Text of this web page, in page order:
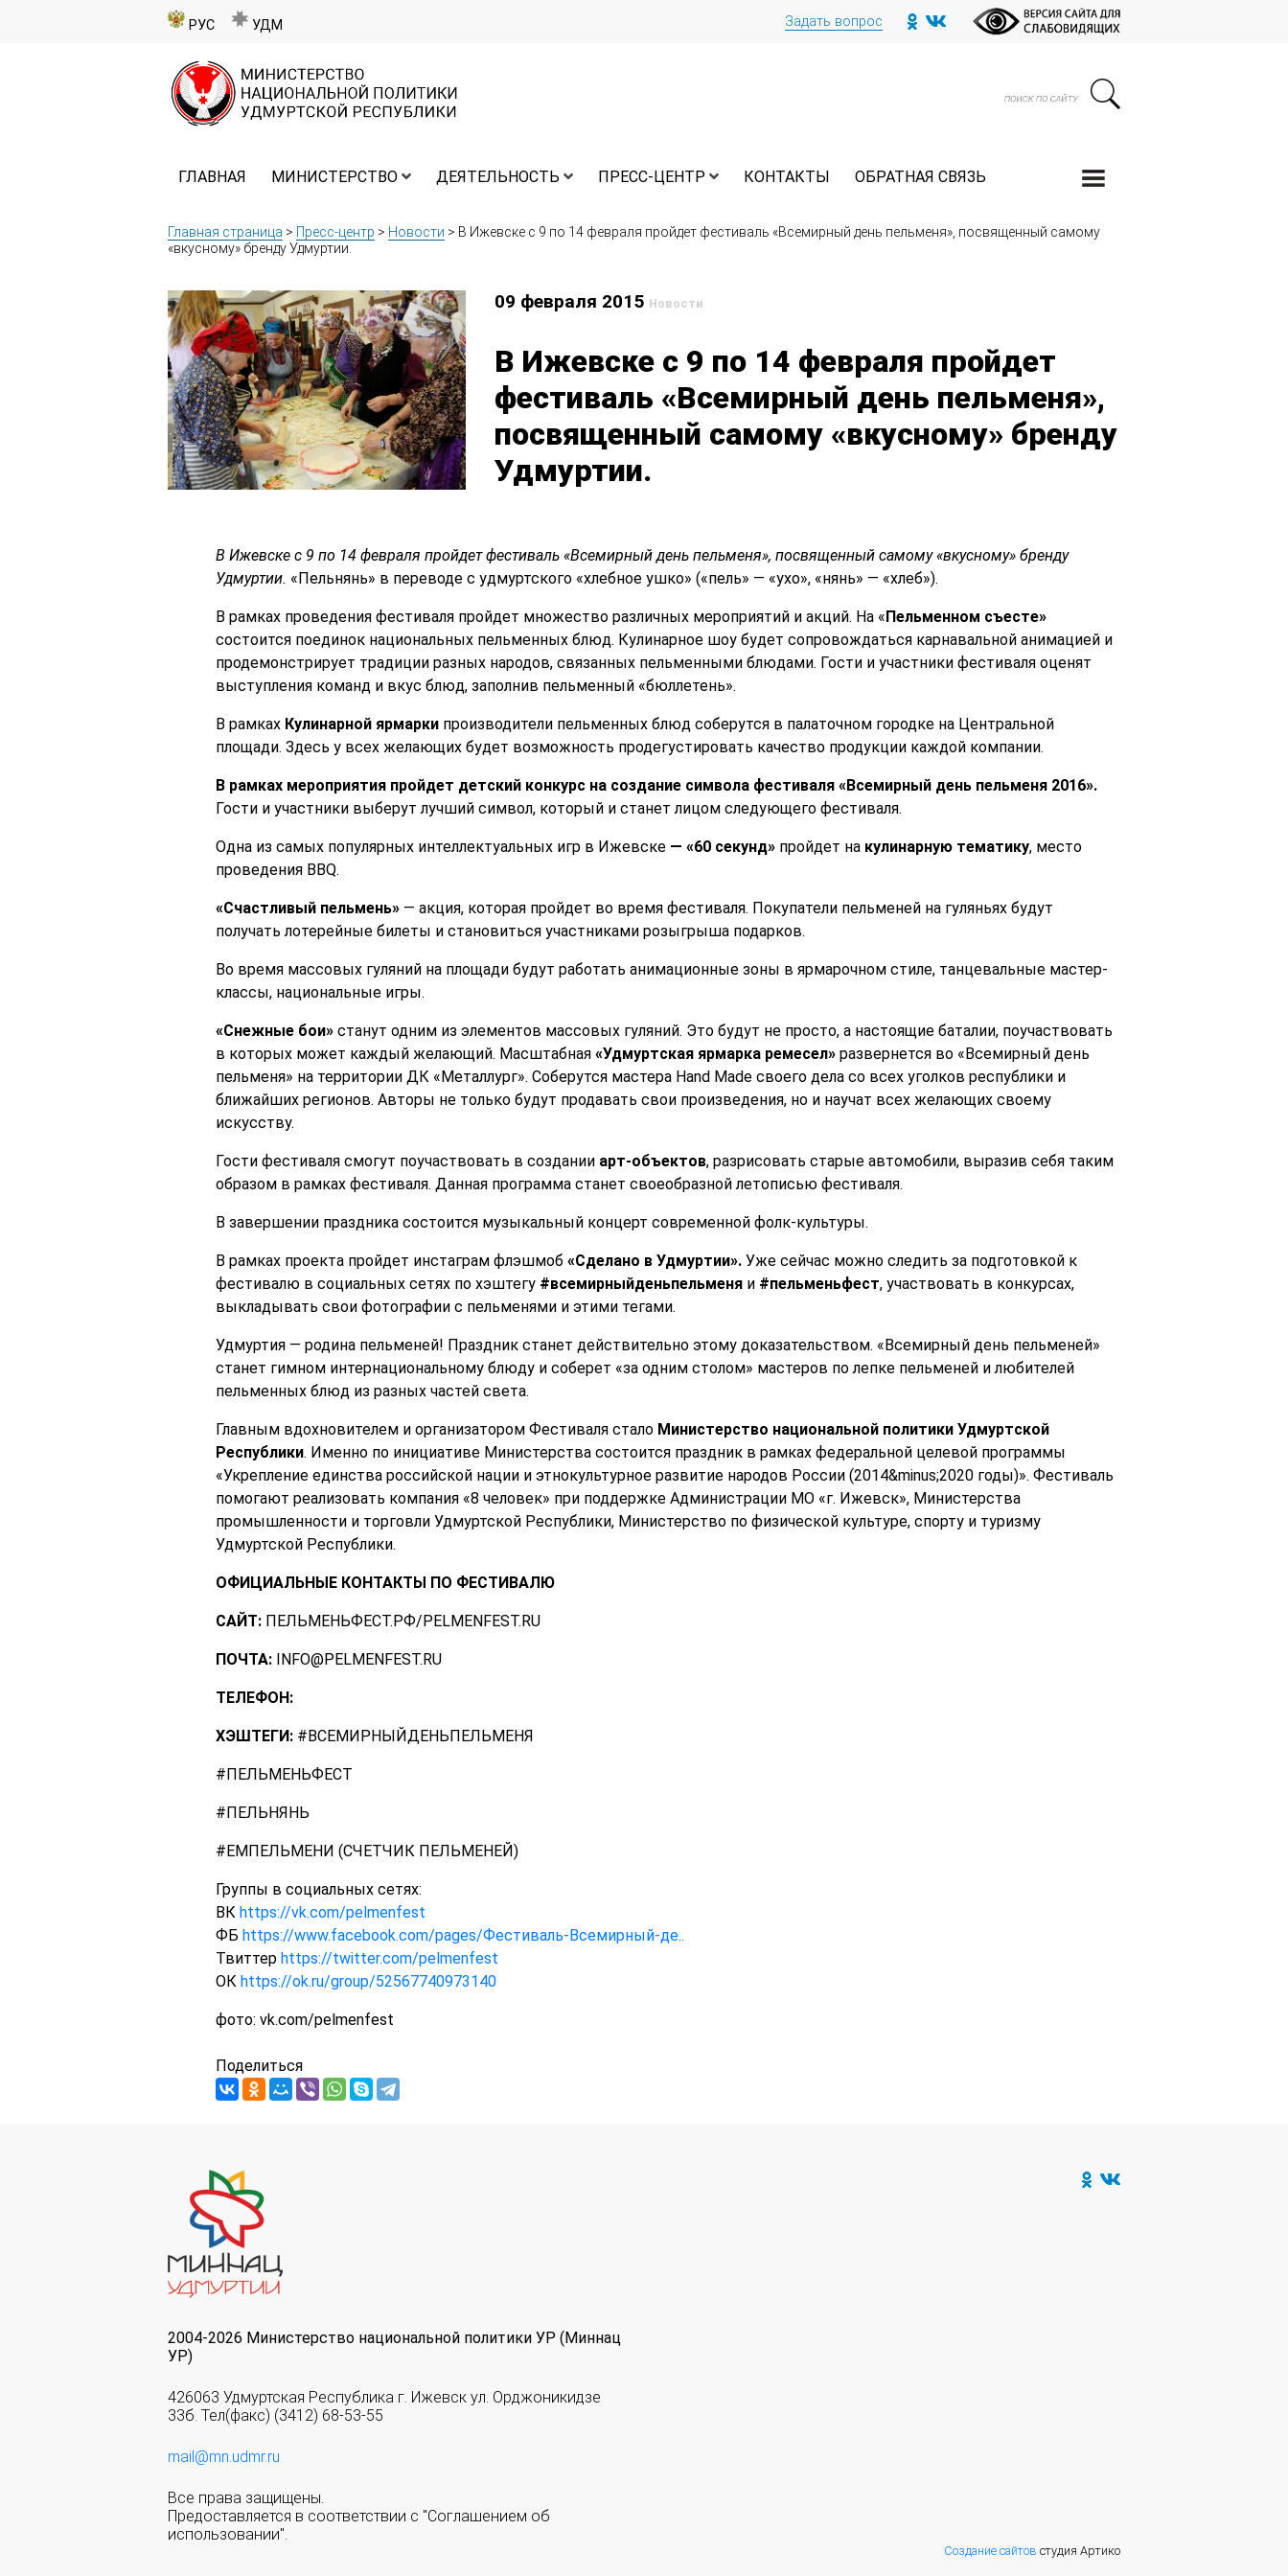
РУС УДМ Задать вопрос
ГЛАВНАЯ МИНИСТЕРСТВО ДЕЯТЕЛЬНОСТЬ ПРЕСС-ЦЕНТР КОНТАКТЫ ОБРАТНАЯ СВЯЗЬ
Главная страница > Пресс-центр > Новости > В Ижевске с 9 по 14 февраля пройдет фестиваль «Всемирный день пельменя», посвященный самому
«вкусному» бренду Удмуртии.
09 февраля 2015 Новости
В Ижевске с 9 по 14 февраля пройдет
фестиваль «Всемирный день пельменя»,
посвященный самому «вкусному» бренду
Удмуртии.
В Ижевске с 9 по 14 февраля пройдет фестиваль «Всемирный день пельменя», посвященный самому «вкусному» бренду
Удмуртии. «Пельнянь» в переводе с удмуртского «хлебное ушко» («пель» — «ухо», «нянь» — «хлеб»).
В рамках проведения фестиваля пройдет множество различных мероприятий и акций. На «Пельменном съесте»
состоится поединок национальных пельменных блюд. Кулинарное шоу будет сопровождаться карнавальной анимацией и
продемонстрирует традиции разных народов, связанных пельменными блюдами. Гости и участники фестиваля оценят
выступления команд и вкус блюд, заполнив пельменный «бюллетень».
В рамках Кулинарной ярмарки производители пельменных блюд соберутся в палаточном городке на Центральной
площади. Здесь у всех желающих будет возможность продегустировать качество продукции каждой компании.
В рамках мероприятия пройдет детский конкурс на создание символа фестиваля «Всемирный день пельменя 2016».
Гости и участники выберут лучший символ, который и станет лицом следующего фестиваля.
Одна из самых популярных интеллектуальных игр в Ижевске— «60 секунд»пройдет на кулинарную тематику, место
проведения BBQ.
«Счастливый пельмень»— акция, которая пройдет во время фестиваля. Покупатели пельменей на гуляньях будут
получать лотерейные билеты и становиться участниками розыгрыша подарков.
Во время массовых гуляний на площади будут работать анимационные зоны в ярмарочном стиле, танцевальные мастер-
классы, национальные игры.
«Снежные бои»станут одним из элементов массовых гуляний. Это будут не просто, а настоящие баталии, поучаствовать
в которых может каждый желающий. Масштабная «Удмуртская ярмарка ремесел» развернется во «Всемирный день
пельменя» на территории ДК «Металлург». Соберутся мастера Hand Made своего дела со всех уголков республики и
ближайших регионов. Авторы не только будут продавать свои произведения, но и научат всех желающих своему
искусству.
Гости фестиваля смогут поучаствовать в создании арт-объектов, разрисовать старые автомобили, выразив себя таким
образом в рамках фестиваля. Данная программа станет своеобразной летописью фестиваля.
В завершении праздника состоится музыкальный концерт современной фолк-культуры.
В рамках проекта пройдет инстаграм флэшмоб «Сделано в Удмуртии».Уже сейчас можно следить за подготовкой к
фестивалю в социальных сетях по хэштегу #всемирныйденьпельменяи #пельменьфест, участвовать в конкурсах,
выкладывать свои фотографии с пельменями и этими тегами.
Удмуртия — родина пельменей! Праздник станет действительно этому доказательством. «Всемирный день пельменей»
станет гимном интернациональному блюду и соберет «за одним столом» мастеров по лепке пельменей и любителей
пельменных блюд из разных частей света.
Главным вдохновителем и организатором Фестиваля стало Министерство национальной политики Удмуртской
Республики. Именно по инициативе Министерства состоится праздник в рамках федеральной целевой программы
«Укрепление единства российской нации и этнокультурное развитие народов России (2014&minus;2020 годы)». Фестиваль
помогают реализовать компания «8 человек» при поддержке Администрации МО «г. Ижевск», Министерства
промышленности и торговли Удмуртской Республики, Министерство по физической культуре, спорту и туризму
Удмуртской Республики.
ОФИЦИАЛЬНЫЕ КОНТАКТЫ ПО ФЕСТИВАЛЮ
САЙТ:ПЕЛЬМЕНЬФЕСТ.РФ/PELMENFEST.RU
ПОЧТА:INFO@PELMENFEST.RU
ТЕЛЕФОН:
ХЭШТЕГИ:#ВСЕМИРНЫЙДЕНЬПЕЛЬМЕНЯ
#ПЕЛЬМЕНЬФЕСТ
#ПЕЛЬНЯНЬ
#ЕМПЕЛЬМЕНИ (СЧЕТЧИК ПЕЛЬМЕНЕЙ)
Группы в социальных сетях:
ВК https://vk.com/pelmenfest
ФБ https://www.facebook.com/pages/Фестиваль-Всемирный-де..
Твиттер https://twitter.com/pelmenfest
ОК https://ok.ru/group/52567740973140
фото: vk.com/pelmenfest
Поделиться
2004-2026 Министерство национальной политики УР (Миннац
УР)
426063 Удмуртская Республика г. Ижевск ул. Орджоникидзе
33б. Тел(факс) (3412) 68-53-55
mail@mn.udmr.ru
Все права защищены.
Предоставляется в соответствии с "Соглашением об
использовании".
Создание сайтов студия Артико